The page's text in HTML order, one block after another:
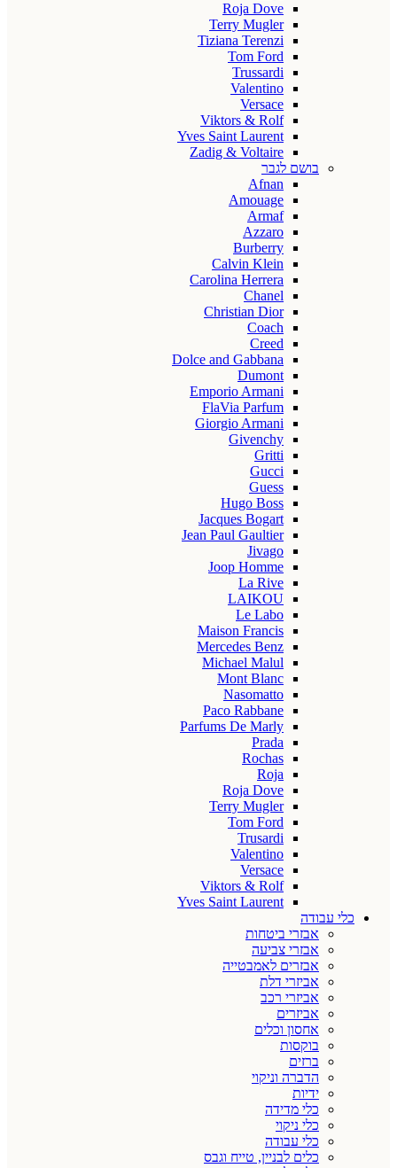
Roja Dove
Terry Mugler
Tiziana Terenzi
Tom Ford
Trussardi
Valentino
Versace
Viktors & Rolf
Yves Saint Laurent
Zadig & Voltaire
בושם לגבר
Afnan
Amouage
Armaf
Azzaro
Burberry
Calvin Klein
Carolina Herrera
Chanel
Christian Dior
Coach
Creed
Dolce and Gabbana
Dumont
Emporio Armani
FlaVia Parfum
Giorgio Armani
Givenchy
Gritti
Gucci
Guess
Hugo Boss
Jacques Bogart
Jean Paul Gaultier
Jivago
Joop Homme
La Rive
LAIKOU
Le Labo
Maison Francis
Mercedes Benz
Michael Malul
Mont Blanc
Nasomatto
Paco Rabbane
Parfums De Marly
Prada
Rochas
Roja
Roja Dove
Terry Mugler
Tom Ford
Trusardi
Valentino
Versace
Viktors & Rolf
Yves Saint Laurent
כלי עבודה
אבזרי ביטחות
אבזרי צביעה
אבזרים לאמבטייה
אביזרי דלת
אביזרי רכב
אביזרים
אחסון וכלים
בוקסות
ברזים
הדברה וניקוי
ידיות
כלי מדידה
כלי ניקוי
כלי עבודה
כלים לבניין, טייח וגבס